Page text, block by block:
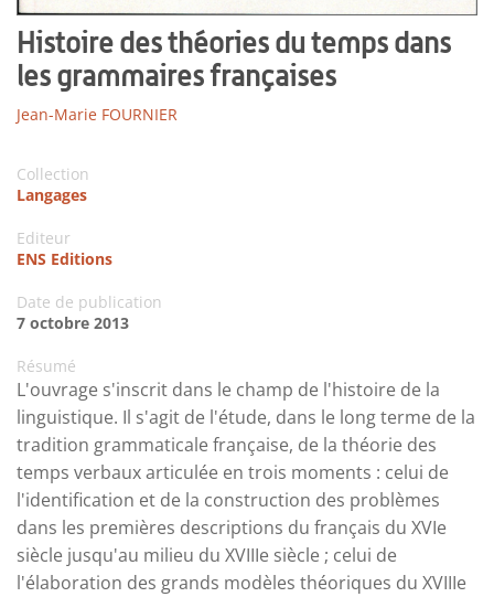
Histoire des théories du temps dans
les grammaires françaises
Jean-Marie FOURNIER
Collection
Langages
Editeur
ENS Editions
Date de publication
7 octobre 2013
Résumé
L'ouvrage s'inscrit dans le champ de l'histoire de la
linguistique. Il s'agit de l'étude, dans le long terme de la
tradition grammaticale française, de la théorie des
temps verbaux articulée en trois moments : celui de
l'identification et de la construction des problèmes
dans les premières descriptions du français du XVIe
siècle jusqu'au milieu du XVIIIe siècle ; celui de
l'élaboration des grands modèles théoriques du XVIIIe